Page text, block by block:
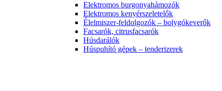
Elektromos burgonyahámozók
Elektromos kenyérszeletelők
Élelmiszer-feldolgozók – bolygókeverők
Facsarók, citrusfacsarók
Húsdarálók
Húspuhító gépek – tenderizerek